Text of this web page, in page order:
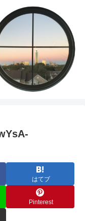
はてブ
Pinterest